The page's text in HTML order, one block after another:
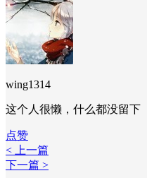
wing1314
这个人很懒，什么都没留下
点赞
< 上一篇
下一篇 >